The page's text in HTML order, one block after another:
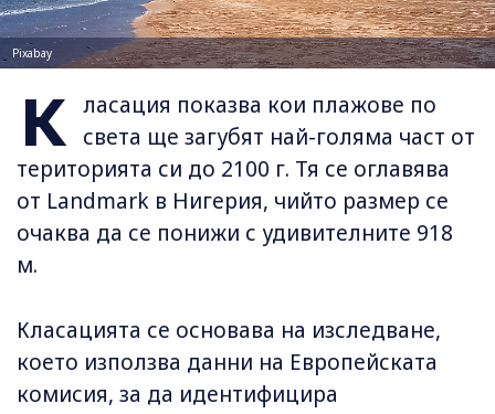
Pixabay
К ласация показва кои плажове по
света ще загубят най-голяма част от
територията си до 2100 г. Тя се оглавява
от Landmark в Нигерия, чийто размер се
очаква да се понижи с удивителните 918
м.
Класацията се основава на изследване,
което използва данни на Европейската
комисия, за да идентифицира